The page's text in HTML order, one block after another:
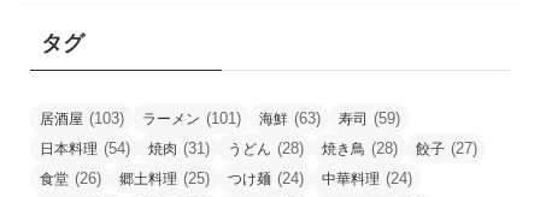
タグ
居酒屋 (103) ラーメン (101) 海鮮 (63) 寿司 (59)
日本料理 (54) 焼肉 (31) うどん (28) 焼き鳥 (28) 餃子 (27)
食堂 (26) 郷土料理 (25) つけ麺 (24) 中華料理 (24)